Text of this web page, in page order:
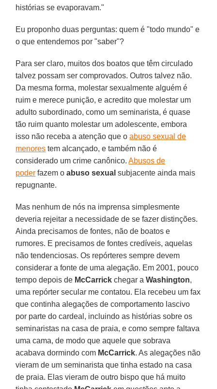
histórias se evaporavam."
Eu proponho duas perguntas: quem é "todo mundo" e
o que entendemos por "saber"?
Para ser claro, muitos dos boatos que têm circulado
talvez possam ser comprovados. Outros talvez não.
Da mesma forma, molestar sexualmente alguém é
ruim e merece punição, e acredito que molestar um
adulto subordinado, como um seminarista, é quase
tão ruim quanto molestar um adolescente, embora
isso não receba a atenção que oabuso sexual de
menores tem alcançado, e também não é
considerado um crime canônico.Abusos de
poder fazem oabuso sexual subjacente ainda mais
repugnante.
Mas nenhum de nós na imprensa simplesmente
deveria rejeitar a necessidade de se fazer distinções.
Ainda precisamos de fontes, não de boatos e
rumores. E precisamos de fontes credíveis, aquelas
não tendenciosas. Os repórteres sempre devem
considerar a fonte de uma alegação. Em 2001, pouco
tempo depois de McCarrick chegar aWashington,
uma repórter secular me contatou. Ela recebeu um fax
que continha alegações de comportamento lascivo
por parte do cardeal, incluindo as histórias sobre os
seminaristas na casa de praia, e como sempre faltava
uma cama, de modo que aquele que sobrava
acabava dormindo com McCarrick. As alegações não
vieram de um seminarista que tinha estado na casa
de praia. Elas vieram de outro bispo que há muito